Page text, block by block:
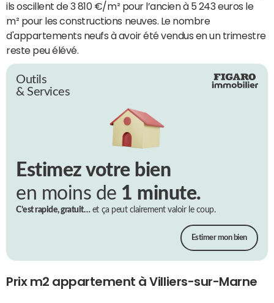
ils oscillent de 3 810 €/m² pour l’ancien à 5 243 euros le
m² pour les constructions neuves. Le nombre
d'appartements neufs à avoir été vendus en un trimestre
reste peu élévé.
Outils
& Services
Estimez votre bien
en moins de 1 minute.
C’est rapide, gratuit…et ça peut clairement valoir le coup.
Estimer mon bien
Prix m2 appartement à Villiers-sur-Marne